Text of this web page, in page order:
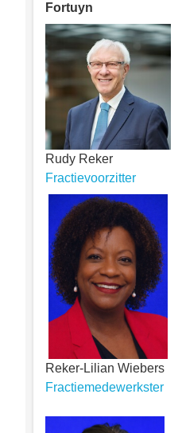
Fortuyn
Rudy Reker
Fractievoorzitter
Reker-Lilian Wiebers
Fractiemedewerkster